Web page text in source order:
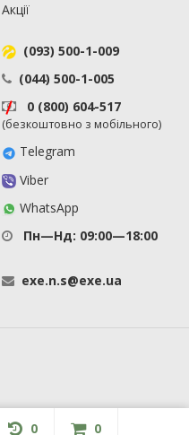
Акції
(093) 500-1-009
(044) 500-1-005
0 (800) 604-517
(безкоштовно з мобільного)
Telegram
Viber
WhatsApp
Пн—Нд: 09:00—18:00
exe.n.s@exe.ua
0 0